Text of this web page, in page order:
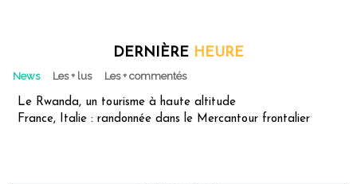
DERNIÈRE HEURE
News Les + lus Les + commentés
Le Rwanda, un tourisme à haute altitude
France, Italie : randonnée dans le Mercantour frontalier